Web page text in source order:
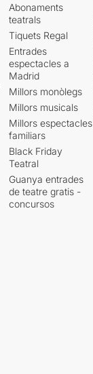
Abonaments
teatrals
Tiquets Regal
Entrades
espectacles a
Madrid
Millors monòlegs
Millors musicals
Millors espectacles
familiars
Black Friday
Teatral
Guanya entrades
de teatre gratis -
concursos